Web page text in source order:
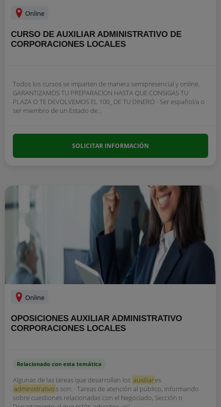
Online
CURSO DE AUXILIAR ADMINISTRATIVO DE
CORPORACIONES LOCALES
Todos los cursos se imparten de manera semipresencial y online.
GARANTIZAMOS TU PREPARACION HASTA QUE CONSIGAS TU
PLAZA O TE DEVOLVEMOS EL 100_ DE TU DINERO - Ser español/a o
ser miembro de un Estado de...
SOLICITAR INFORMACIÓN
Online
OPOSICIONES AUXILIAR ADMINISTRATIVO
CORPORACIONES LOCALES
Relacionado con esta temática
Algunas de las tareas que desarrollan los auxiliares
administrativos son: · Tareas de atención al público, informando
sobre cuestiones relacionadas con el Negociado, Sección o